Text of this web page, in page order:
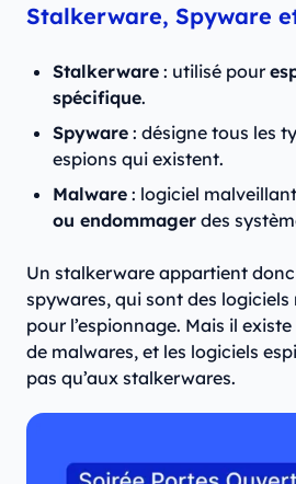
Stalkerware, Spyware
Stalkerware : utilisé pour
spécifique.
Spyware : désigne tous les
espions qui existent.
Malware : logiciel
ou endommager des
Un stalkerware appartient
spywares, qui sont des
pour l’espionnage. Mais il
de malwares, et les logiciels
pas qu’aux stalkerwares.